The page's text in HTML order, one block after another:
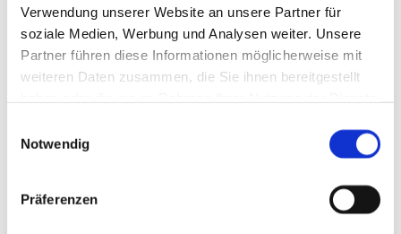
Verwendung unserer Website an unsere Partner für
soziale Medien, Werbung und Analysen weiter. Unsere
Partner führen diese Informationen möglicherweise mit
weiteren Daten zusammen, die Sie ihnen bereitgestellt
Notwendig
Präferenzen